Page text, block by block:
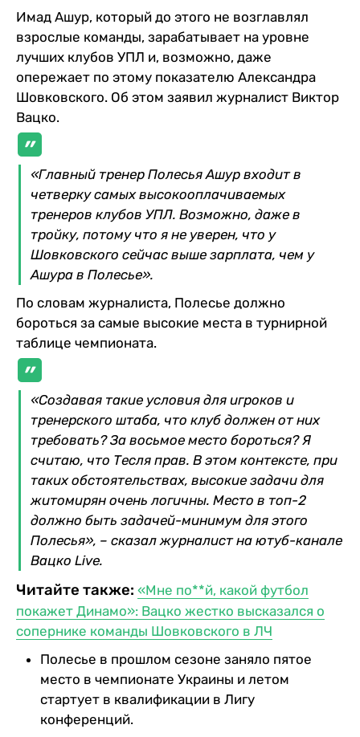
Имад Ашур, который до этого не возглавлял
взрослые команды, зарабатывает на уровне
лучших клубов УПЛ и, возможно, даже
опережает по этому показателю Александра
Шовковского. Об этом заявил журналист Виктор
Вацко.
«Главный тренер Полесья Ашур входит в
четверку самых высокооплачиваемых
тренеров клубов УПЛ. Возможно, даже в
тройку, потому что я не уверен, что у
Шовковского сейчас выше зарплата, чем у
Ашура в Полесье».
По словам журналиста, Полесье должно
бороться за самые высокие места в турнирной
таблице чемпионата.
«Создавая такие условия для игроков и
тренерского штаба, что клуб должен от них
требовать? За восьмое место бороться? Я
считаю, что Тесля прав. В этом контексте, при
таких обстоятельствах, высокие задачи для
житомирян очень логичны. Место в топ-2
должно быть задачей-минимум для этого
Полесья», – сказал журналист на ютуб-канале
Вацко Live.
Читайте также: «Мне по**й, какой футбол
покажет Динамо»: Вацко жестко высказался о
сопернике команды Шовковского в ЛЧ
Полесье в прошлом сезоне заняло пятое
место в чемпионате Украины и летом
стартует в квалификации в Лигу
конференций.